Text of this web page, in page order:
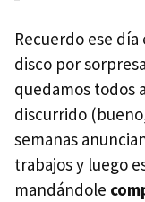
Recuerdo ese
disco por
quedamos todos
discurrido
semanas
trabajos y luego
mandándole